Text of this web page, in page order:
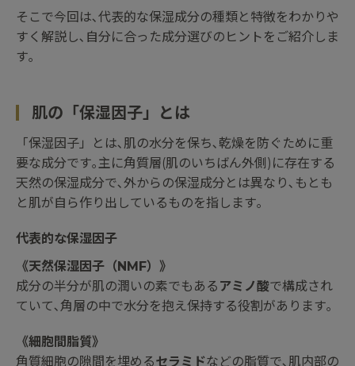
そこで今回は､代表的な保湿成分の種類と特徴をわかりや
すく解説し､自分に合った成分選びのヒントをご紹介しま
す｡
肌の「保湿因子」とは
「保湿因子」とは､肌の水分を保ち､乾燥を防ぐために重
要な成分です｡主に角質層(肌のいちばん外側)に存在する
天然の保湿成分で､外からの保湿成分とは異なり､もとも
と肌が自ら作り出しているものを指します｡
代表的な保湿因子
《天然保湿因子（NMF）》
成分の半分が肌の潤いの素でもある アミノ酸で構成され
ていて､角層の中で水分を抱え保持する役割があります｡
《細胞間脂質》
角質細胞の隙間を埋めるセラミドなどの脂質で､肌内部の